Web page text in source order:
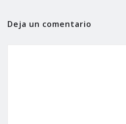
Deja un comentario